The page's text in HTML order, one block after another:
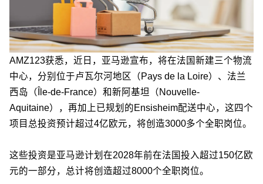
AMZ123获悉，近日，亚马逊宣布，将在法国新建三个物流
中心，分别位于卢瓦尔河地区（Pays de la Loire）、法兰
西岛（Île-de-France）和新阿基坦（Nouvelle-
Aquitaine），再加上已规划的Ensisheim配送中心，这四个
项目总投资预计超过4亿欧元，将创造3000多个全职岗位。
这些投资是亚马逊计划在2028年前在法国投入超过150亿欧
元的一部分，总计将创造超过8000个全职岗位。